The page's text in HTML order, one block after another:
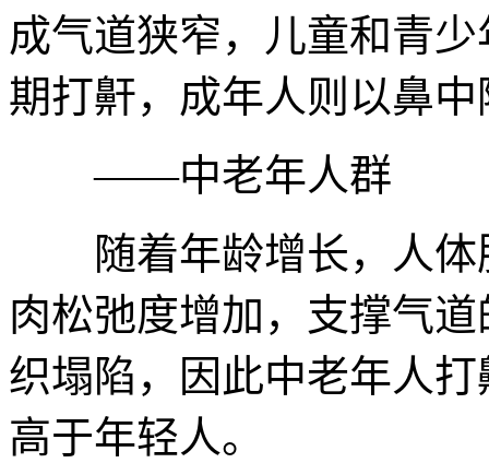
成气道狭窄，儿童和青
期打鼾，成年人则以鼻
——中老年人群
随着年龄增长，人体
肉松弛度增加，支撑气
织塌陷，因此中老年人
高于年轻人。